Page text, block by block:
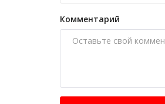
Комментарий